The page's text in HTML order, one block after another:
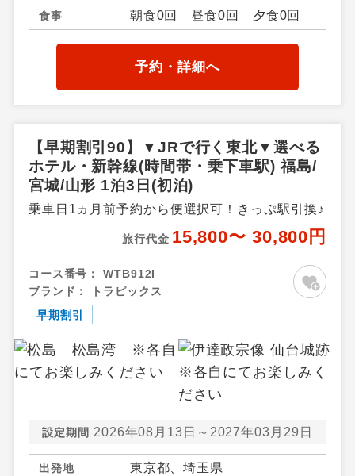
米沢・山形県その他、福島県
／福島市内・飯坂温泉・会津
若松・東山・芦ノ牧・喜多
方・熱塩温泉・磐梯高原・土
湯・高湯温泉周辺・郡山・福
食事 朝食0回 昼食0回 夕食0回
予約・詳細へ
【早期割引90】▼JRで行く東北▼選べる
ホテル・新幹線(時間帯・乗下車駅) 福島/
宮城/山形 1泊3日(初泊)
乗車日1ヵ月前予約から便選択可！きっぷ駅引換♪
旅行代金 15,800〜 30,800円
コース番号：
WTB912I
ブランド：
トラピックス
早期割引
設定期間 2026年08月13日～2027年03月29日
出発地 東京都、埼玉県